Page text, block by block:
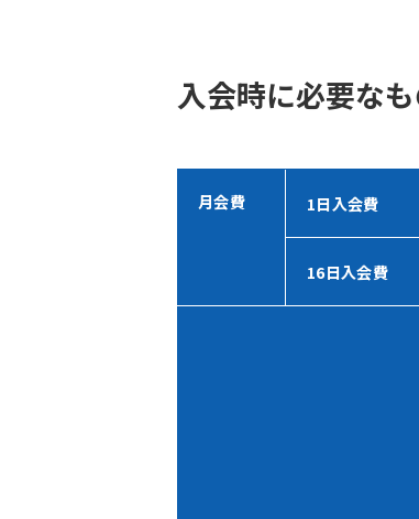
入会時に必要な
月会費 1日入会費
16日入会費